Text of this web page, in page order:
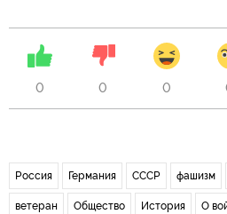
0 0 0
Россия Германия СССР фашизм
ветеран Общество История О